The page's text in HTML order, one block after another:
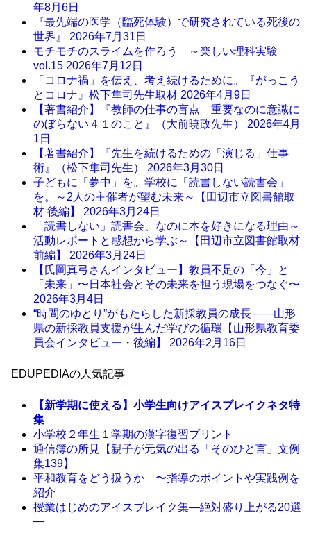
年8月6日
『最先端の医学（臨死体験）で研究されている死後の
世界』 2026年7月31日
モチモチのスライムを作ろう ～楽しい理科実験
vol.15 2026年7月12日
「コロナ禍」を伝え、考え続けるために。『がっこう
とコロナ』松下隼司先生取材 2026年4月9日
【著書紹介】『教師の仕事の盲点 重要なのに意識に
のぼらない４１のこと』（大前暁政先生） 2026年4月
1日
【著書紹介】『先生を続けるための「演じる」仕事
術』（松下隼司先生） 2026年3月30日
子どもに「夢中」を。学校に「読書しない読書会」
を。～2人の主催者が望む未来～【田辺市立図書館取
材 後編】 2026年3月24日
「読書しない」読書会、なのに本を好きになる理由～
活動レポートと感想から学ぶ～【田辺市立図書館取材
前編】 2026年3月24日
【氏岡真弓さんインタビュー】教員不足の「今」と
「未来」〜日本社会とその未来を担う現場をつなぐ〜
2026年3月4日
“時間のゆとり”がもたらした新採教員の成長――山形
県の新採教員支援が生んだ学びの循環【山形県教育委
員会インタビュー・後編】 2026年2月16日
EDUPEDIAの人気記事
【新学期に使える】小学生向けアイスブレイクネタ特
集
小学校２年生１学期の漢字復習プリント
通信簿の所見【親子が元気の出る「そのひと言」文例
集139】
平和教育をどう扱うか 〜指導のポイントや実践例を
紹介
授業はじめのアイスブレイク集―絶対盛り上がる20選
―